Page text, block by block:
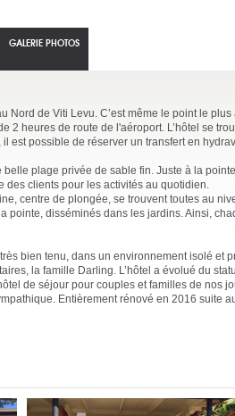
Nord de Viti Levu. C’est même le point le
2 heures de route de l'aéroport. L’hôtel se
est possible de réserver un transfert en
plage privée de sable fin. Juste à la
des clients pour les activités au quotidien.
centre de plongée, se trouvent toutes au
pointe, disséminés dans les jardins. Ainsi,
bien tenu, dans un environnement isolé et
la famille Darling. L’hôtel a évolué du
de séjour pour couples et familles de nos
Entièrement rénové en 2016 suite
GALERIE PHOTOS